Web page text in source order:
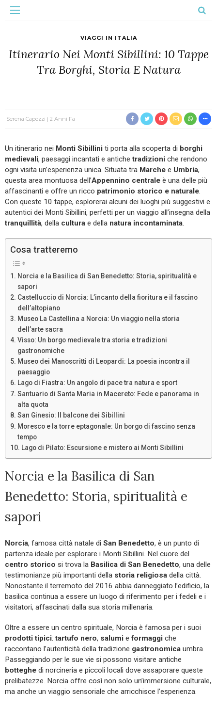
VIAGGI IN ITALIA
Itinerario Nei Monti Sibillini: 10 Tappe
Tra Borghi, Storia E Natura
Serena Capozzi 2 Anni Fa
Un itinerario nei Monti Sibillini ti porta alla scoperta di borghi
medievali, paesaggi incantati e antichetradizioni che rendono
ogni visita un’esperienza unica. Situata tra Marche e Umbria,
questa area montuosa dell’Appennino centrale è una delle più
affascinanti e offre un ricco patrimonio storico e naturale.
Con queste 10 tappe, esplorerai alcuni dei luoghi più suggestivi e
autentici dei Monti Sibillini, perfetti per un viaggio all’insegna della
tranquillità, della cultura e della natura incontaminata.
Cosa tratteremo
Norcia e la Basilica di San Benedetto: Storia, spiritualità e
sapori
Castelluccio di Norcia: L’incanto della fioritura e il fascino
dell’altopiano
Museo La Castellina a Norcia: Un viaggio nella storia
dell’arte sacra
Visso: Un borgo medievale tra storia e tradizioni
gastronomiche
Museo dei Manoscritti di Leopardi: La poesia incontra il
paesaggio
Lago di Fiastra: Un angolo di pace tra natura e sport
Santuario di Santa Maria in Macereto: Fede e panorama in
alta quota
San Ginesio: Il balcone dei Sibillini
Moresco e la torre eptagonale: Un borgo di fascino senza
tempo
Lago di Pilato: Escursione e mistero ai Monti Sibillini
Norcia e la Basilica di San
Benedetto: Storia, spiritualità e
sapori
Norcia, famosa città natale di San Benedetto, è un punto di
partenza ideale per esplorare i Monti Sibillini. Nel cuore del
centro storico si trova la Basilica di San Benedetto, una delle
testimonianze più importanti della storia religiosa della città.
Nonostante il terremoto del 2016 abbia danneggiato l’edificio, la
basilica continua a essere un luogo di riferimento per i fedeli e i
visitatori, affascinati dalla sua storia millenaria.
Oltre a essere un centro spirituale, Norcia è famosa per i suoi
prodotti tipici:tartufo nero, salumi eformaggi che
raccontano l’autenticità della tradizione gastronomica umbra.
Passeggiando per le sue vie si possono visitare antiche
botteghe di norcineria e piccoli locali dove assaporare queste
prelibatezze. Norcia offre così non solo un’immersione culturale,
ma anche un viaggio sensoriale che arricchisce l’esperienza.